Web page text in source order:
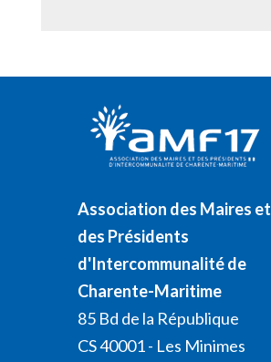
Association des Maires et
des Présidents
d'Intercommunalité de
Charente-Maritime
85 Bd de la République
CS 40001 - Les Minimes